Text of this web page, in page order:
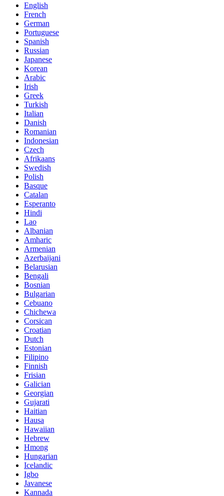
English
French
German
Portuguese
Spanish
Russian
Japanese
Korean
Arabic
Irish
Greek
Turkish
Italian
Danish
Romanian
Indonesian
Czech
Afrikaans
Swedish
Polish
Basque
Catalan
Esperanto
Hindi
Lao
Albanian
Amharic
Armenian
Azerbaijani
Belarusian
Bengali
Bosnian
Bulgarian
Cebuano
Chichewa
Corsican
Croatian
Dutch
Estonian
Filipino
Finnish
Frisian
Galician
Georgian
Gujarati
Haitian
Hausa
Hawaiian
Hebrew
Hmong
Hungarian
Icelandic
Igbo
Javanese
Kannada